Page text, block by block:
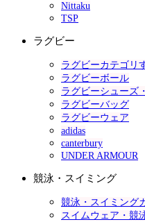
Nittaku
TSP
ラグビー
ラグビーカテゴリ
ラグビーボール
ラグビーシューズ
ラグビーバッグ
ラグビーウェア
adidas
canterbury
UNDER ARMOUR
競泳・スイミング
競泳・スイミング
スイムウェア・競